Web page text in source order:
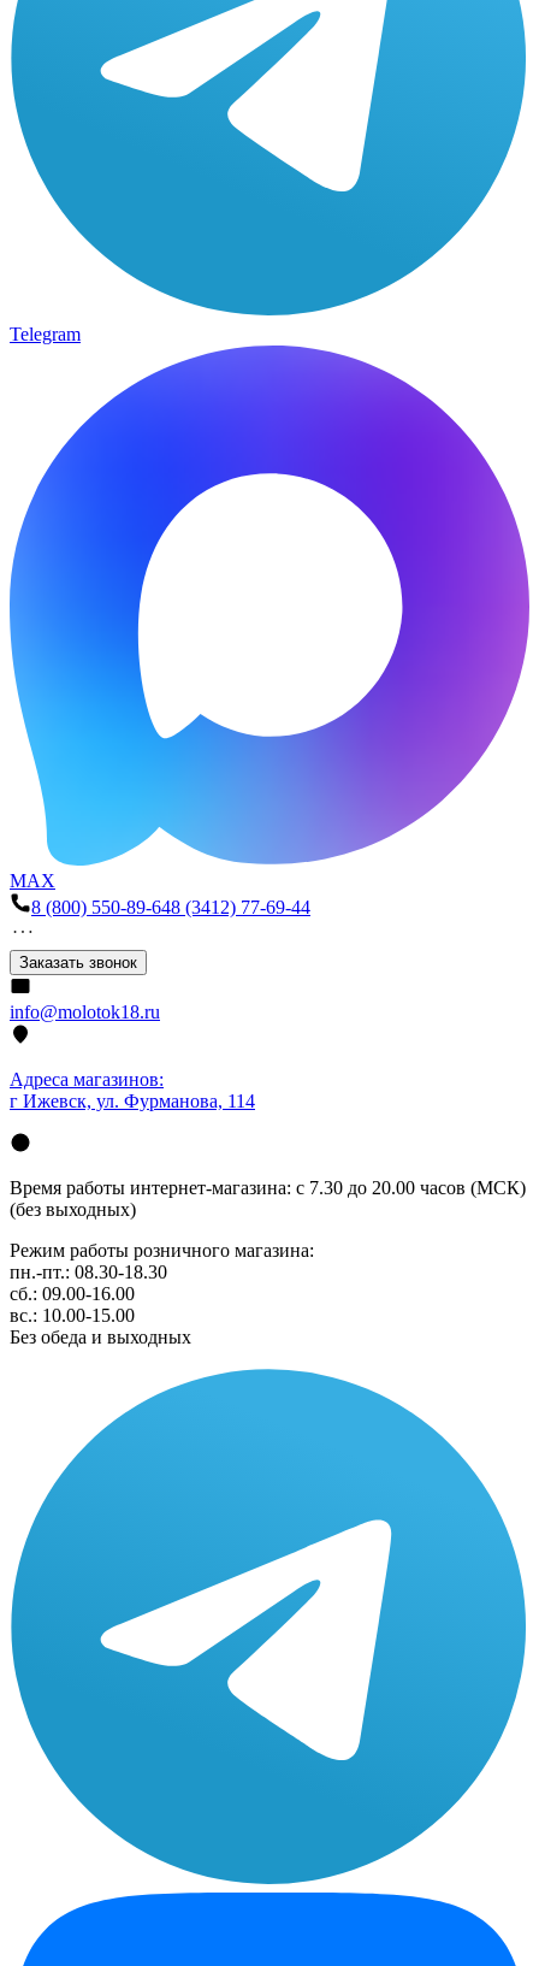
Telegram
MAX
8 (800) 550-89-648 (3412) 77-69-44
Заказать звонок
info@molotok18.ru
Адреса магазинов:
г Ижевск, ул. Фурманова, 114
Время работы интернет-магазина: с 7.30 до 20.00 часов (МСК)
(без выходных)
Режим работы розничного магазина:
пн.-пт.: 08.30-18.30
сб.: 09.00-16.00
вс.: 10.00-15.00
Без обеда и выходных